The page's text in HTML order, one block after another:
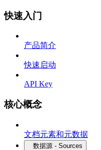
快速入门
产品简介
快速启动
API Key
核心概念
文档元素和元数据
数据源 - Sources